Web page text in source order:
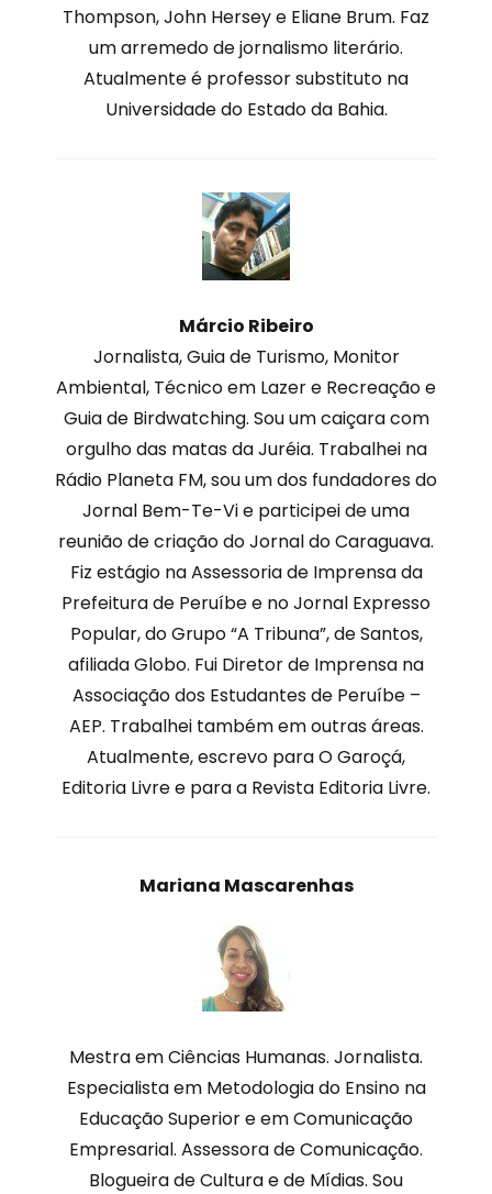
Thompson, John Hersey e Eliane Brum. Faz
um arremedo de jornalismo literário.
Atualmente é professor substituto na
Universidade do Estado da Bahia.
Márcio Ribeiro
Jornalista, Guia de Turismo, Monitor
Ambiental, Técnico em Lazer e Recreação e
Guia de Birdwatching. Sou um caiçara com
orgulho das matas da Juréia. Trabalhei na
Rádio Planeta FM, sou um dos fundadores do
Jornal Bem-Te-Vi e participei de uma
reunião de criação do Jornal do Caraguava.
Fiz estágio na Assessoria de Imprensa da
Prefeitura de Peruíbe e no Jornal Expresso
Popular, do Grupo “A Tribuna”, de Santos,
afiliada Globo. Fui Diretor de Imprensa na
Associação dos Estudantes de Peruíbe –
AEP. Trabalhei também em outras áreas.
Atualmente, escrevo para O Garoçá,
Editoria Livre e para a Revista Editoria Livre.
Mariana Mascarenhas
Mestra em Ciências Humanas. Jornalista.
Especialista em Metodologia do Ensino na
Educação Superior e em Comunicação
Empresarial. Assessora de Comunicação.
Blogueira de Cultura e de Mídias. Sou